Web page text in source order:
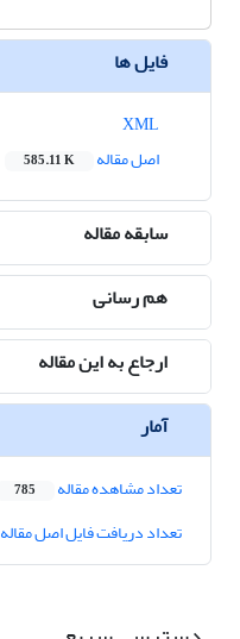
فایل ها
اصل مقاله
585.11 K
سابقه مقاله
هم رسانی
ارجاع به این مقاله
آمار
تعداد مشاهده مقاله 785
تعداد دریافت فایل اصل مقاله